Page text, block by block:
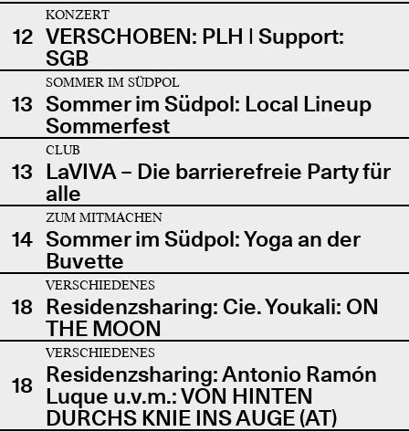
12
KONZERT
VERSCHOBEN: PLH | Support:
SGB
13
SOMMER IM SÜDPOL
Sommer im Südpol: Local Lineup
Sommerfest
13
CLUB
LaVIVA – Die barrierefreie Party für
alle
14
ZUM MITMACHEN
Sommer im Südpol: Yoga an der
Buvette
18
VERSCHIEDENES
Residenzsharing: Cie. Youkali: ON
THE MOON
18
VERSCHIEDENES
Residenzsharing: Antonio Ramón
Luque u.v.m.: VON HINTEN
DURCHS KNIE INS AUGE (AT)